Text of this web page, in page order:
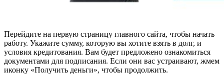
Перейдите на первую страницу главного сайта, чтобы начать
работу. Укажите сумму, которую вы хотите взять в долг, и
условия кредитования. Вам будет предложено ознакомиться
документами для подписания. Если они вас устраивают, жмем
иконку «Получить деньги», чтобы продолжить.